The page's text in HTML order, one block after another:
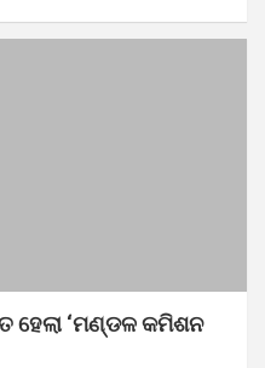
ହେଲା ‘ମଣ୍ଡଳ କମିଶନ